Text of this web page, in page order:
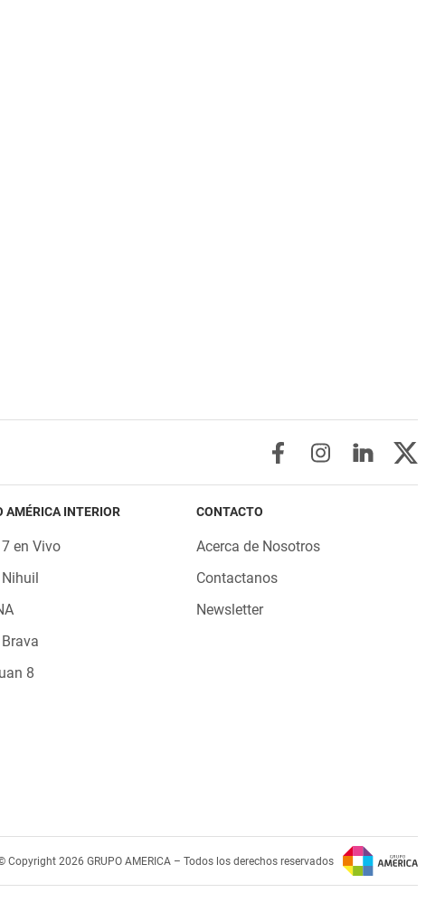
AMÉRICA INTERIOR
en Vivo
8
CONTACTO
Acerca de Nosotros
Contactanos
Newsletter
Copyright 2026 GRUPO AMERICA – Todos los derechos reservados